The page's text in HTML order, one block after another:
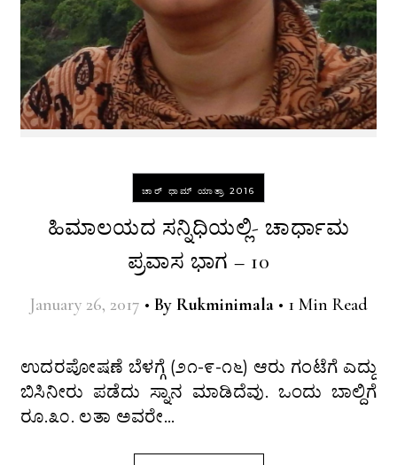
ಚಾರ್ ಧಾಮ್ ಯಾತ್ರಾ 2016
ಹಿಮಾಲಯದ ಸನ್ನಿಧಿಯಲ್ಲಿ- ಚಾರ್ಧಾಮ
ಪ್ರವಾಸ ಭಾಗ – 10
January 26, 2017 • By Rukminimala • 1 Min Read
ಉದರಪೋಷಣೆ ಬೆಳಗ್ಗೆ (೨೧-೯-೧೬) ಆರು ಗಂಟೆಗೆ ಎದ್ದು
ಬಿಸಿನೀರು ಪಡೆದು ಸ್ನಾನ ಮಾಡಿದೆವು. ಒಂದು ಬಾಲ್ದಿಗೆ
ರೂ.೩೦. ಲತಾ ಅವರೇ…